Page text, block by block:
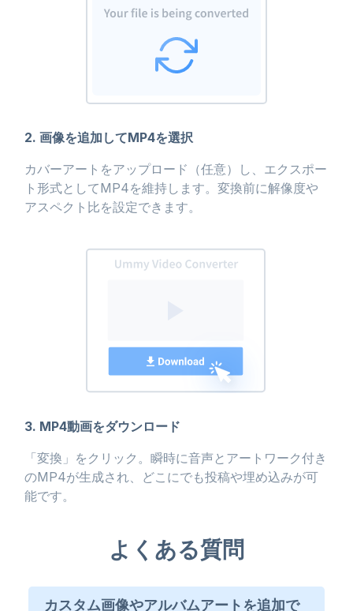
2. 画像を追加してMP4を選択
カバーアートをアップロード（任意）し、エクスポー
ト形式としてMP4を維持します。変換前に解像度や
アスペクト比を設定できます。
3. MP4動画をダウンロード
「変換」をクリック。瞬時に音声とアートワーク付き
のMP4が生成され、どこにでも投稿や埋め込みが可
能です。
よくある質問
カスタム画像やアルバムアートを追加で